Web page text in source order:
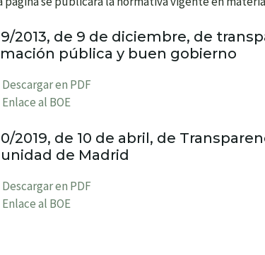
2013, de 9 de diciembre, de
pública y buen gobierno
Descargar en PDF
Enlace al BOE
2019, de 10 de abril, de
de Madrid
Descargar en PDF
Enlace al BOE